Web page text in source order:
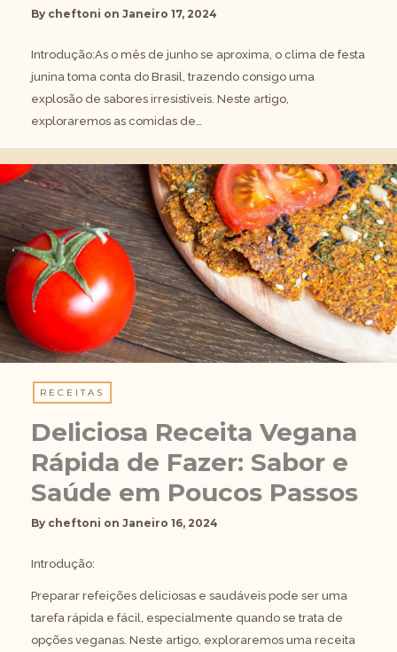
By cheftoni on Janeiro 17, 2024
Introdução:As o mês de junho se aproxima, o clima de festa
junina toma conta do Brasil, trazendo consigo uma
explosão de sabores irresistíveis. Neste artigo,
exploraremos as comidas de…
RECEITAS
Deliciosa Receita Vegana
Rápida de Fazer: Sabor e
Saúde em Poucos Passos
By cheftoni on Janeiro 16, 2024
Introdução:
Preparar refeições deliciosas e saudáveis pode ser uma
tarefa rápida e fácil, especialmente quando se trata de
opções veganas. Neste artigo, exploraremos uma receita